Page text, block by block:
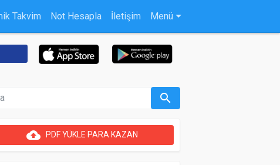
Takvim Not Hesapla İletişim Menü
search
cloud_uploadPDF YÜKLE PARA KAZAN